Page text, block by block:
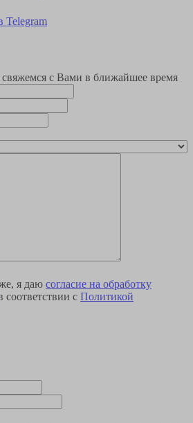
Telegram
с Вами в ближайшее время
я даю согласие на обработку
соответствии с Политикой